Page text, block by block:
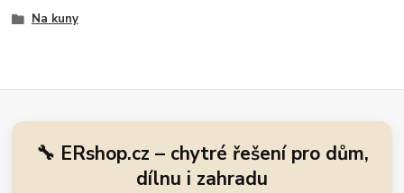
Na kuny
🔧 ERshop.cz – chytré řešení pro dům,
dílnu i zahradu